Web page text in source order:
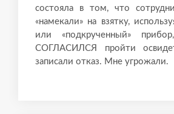
состояла в том, что
«намекали» на взятку,
или «подкрученный»
СОГЛАСИЛСЯ пройти
записали отказ. Мне угрожали.